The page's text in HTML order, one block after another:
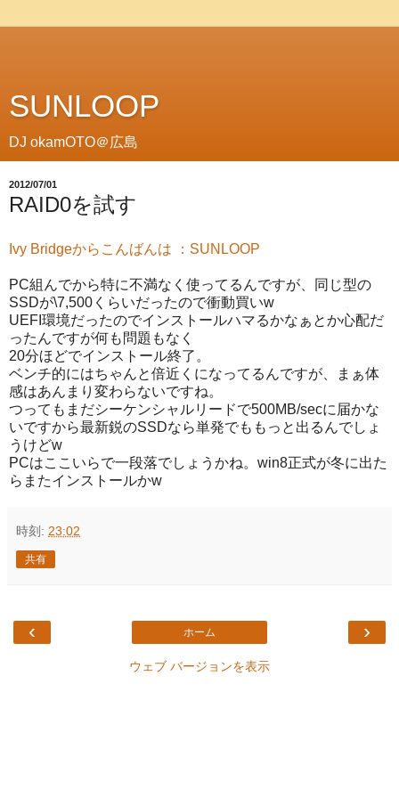
SUNLOOP
DJ okamOTO＠広島
2012/07/01
RAID0を試す
Ivy Bridgeからこんばんは ：SUNLOOP
PC組んでから特に不満なく使ってるんですが、同じ型の
SSDが\7,500くらいだったので衝動買いw
UEFI環境だったのでインストールハマるかなぁとか心配だ
ったんですが何も問題もなく
20分ほどでインストール終了。
ベンチ的にはちゃんと倍近くになってるんですが、まぁ体
感はあんまり変わらないですね。
つってもまだシーケンシャルリードで500MB/secに届かな
いですから最新鋭のSSDなら単発でももっと出るんでしょ
うけどw
PCはここいらで一段落でしょうかね。win8正式が冬に出た
らまたインストールかw
時刻: 23:02
共有
‹ ›
ホーム
ウェブ バージョンを表示